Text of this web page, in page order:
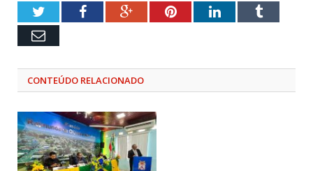
TwitterFacebookGoogle+PinterestLinkedInTumblr
Email
CONTEÚDO RELACIONADO